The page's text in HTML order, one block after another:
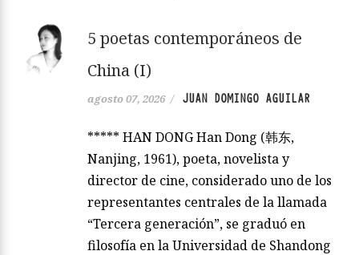
5 poetas contemporáneos de
China (I)
agosto 07, 2026 / JUAN DOMINGO AGUILAR
***** HAN DONG Han Dong (韩东,
Nanjing, 1961), poeta, novelista y
director de cine, considerado uno de los
representantes centrales de la llamada
“Tercera generación”, se graduó en
filosofía en la Universidad de Shandong